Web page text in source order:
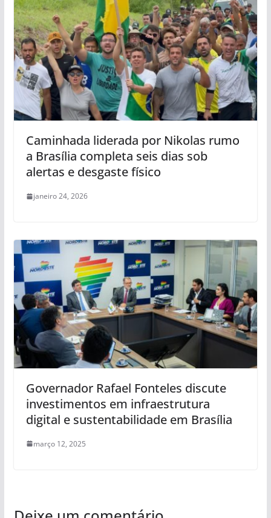
Caminhada liderada por Nikolas rumo
a Brasília completa seis dias sob
alertas e desgaste físico
janeiro 24, 2026
Governador Rafael Fonteles discute
investimentos em infraestrutura
digital e sustentabilidade em Brasília
março 12, 2025